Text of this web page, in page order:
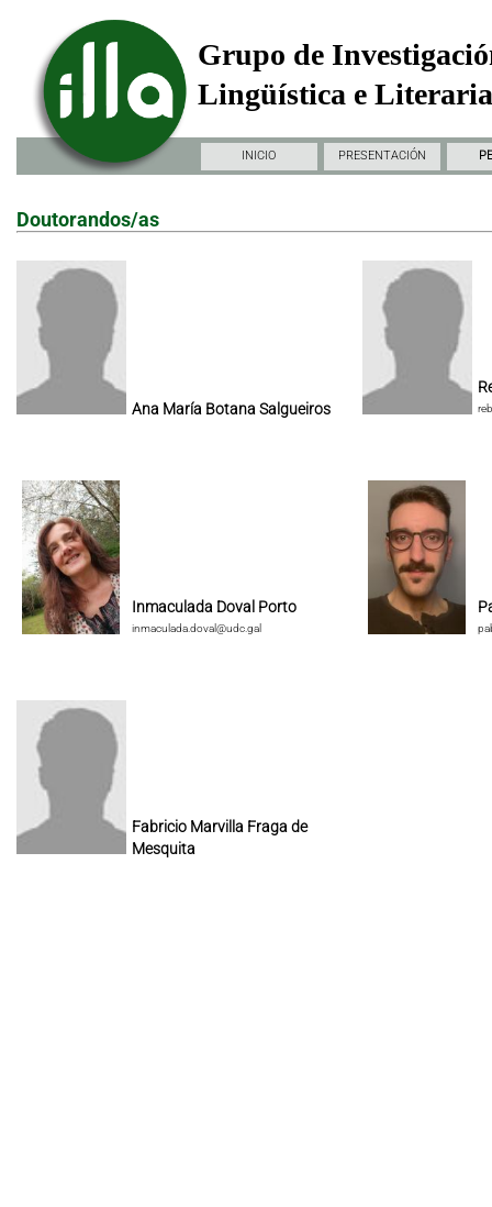
Grupo de
Lingüística e
INICIO PRESENTACIÓN
Doutorandos/as
Ana María Botana Salgueiros
Inmaculada Doval Porto
inmaculada.doval@udc.gal
Fabricio Marvilla Fraga de
Mesquita